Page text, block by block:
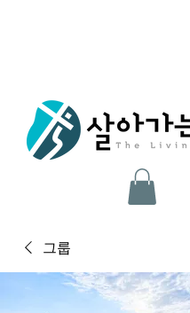
그룹